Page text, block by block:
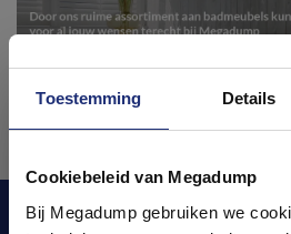
Toestemming Details
Cookiebeleid van Megadump
Bij Megadump gebruiken we
Blijf op de hoogte van het
badkamers in